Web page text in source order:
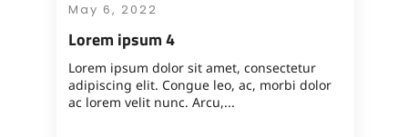
May 6, 2022
Lorem ipsum 4
Lorem ipsum dolor sit amet, consectetur
adipiscing elit. Congue leo, ac, morbi dolor
ac lorem velit nunc. Arcu,...